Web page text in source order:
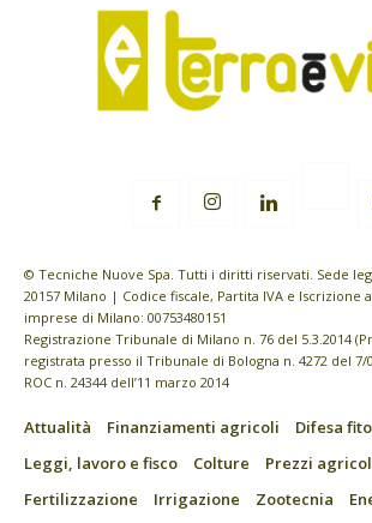
© Tecniche Nuove Spa. Tutti i diritti riservati. Sede
20157 Milano | Codice fiscale, Partita IVA e Iscrizione
imprese di Milano: 00753480151
Registrazione Tribunale di Milano n. 76 del 5.3.2014
registrata presso il Tribunale di Bologna n. 4272 del 7/
ROC n. 24344 dell’11 marzo 2014
Attualità Finanziamenti agricoli
Difesa
Leggi, lavoro e fisco
Colture
Prezzi
Fertilizzazione
Irrigazione Zootecnia